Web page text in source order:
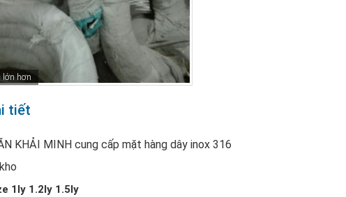
lớn hơn
tiết
KHẢI MINH cung cấp mặt hàng dây inox 316
1ly 1.2ly 1.5ly